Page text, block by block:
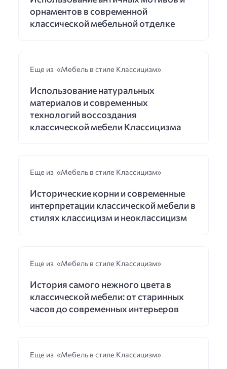
орнаментов в современной
классической мебельной отделке
Еще из «Мебель в стиле Классицизм»
Использование натуральных
материалов и современных
технологий воссоздания
классической мебели Классицизма
Еще из «Мебель в стиле Классицизм»
Исторические корни и современные
интерпретации классической мебели в
стилях классицизм и неоклассицизм
Еще из «Мебель в стиле Классицизм»
История самого нежного цвета в
классической мебели: от старинных
часов до современных интерьеров
Еще из «Мебель в стиле Классицизм»